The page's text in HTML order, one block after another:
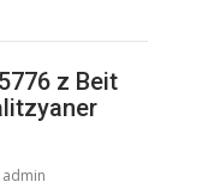
z Beit
admin